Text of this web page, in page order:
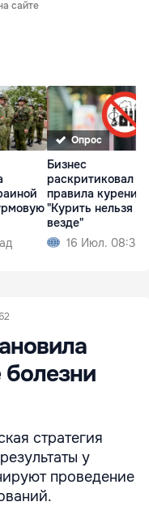
сайте
Опрос
Бизнес
раскритиковал
правила курения:
"Курить нельзя
везде"
16 Июл. 08:38
болезни
стратегия
у
проведение